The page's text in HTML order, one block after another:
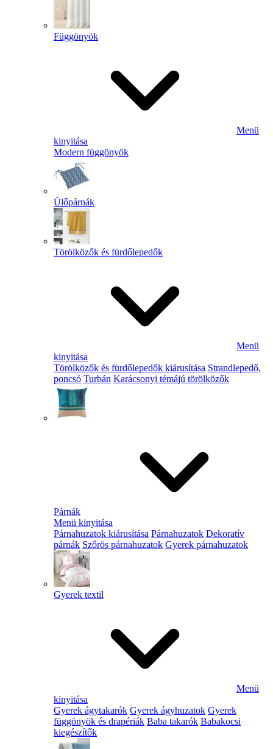
Függönyök
Menü
kinyitása
Modern függönyök
Ülőpárnák
Törölközők és fürdőlepedők
Menü
kinyitása
Törölközők és fürdőlepedők kiárusítása Strandlepedő,
poncsó Turbán Karácsonyi témájú törölközők
Párnák
Menü kinyitása
Párnahuzatok kiárusítása Párnahuzatok Dekoratív
párnák Szőrös párnahuzatok Gyerek párnahuzatok
Gyerek textil
Menü
kinyitása
Gyerek ágytakarók Gyerek ágyhuzatok Gyerek
függönyök és drapériák Baba takarók Babakocsi
kiegészítők